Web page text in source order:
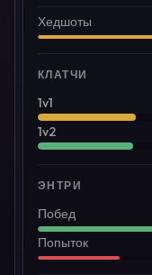
Хедшоты
КЛАТЧИ
1v1
1v2
ЭНТРИ
Побед
Попыток